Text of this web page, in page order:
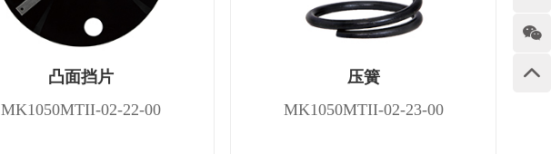
凸面挡片
MK1050MTII-02-22-00
压簧
MK1050MTII-02-23-00